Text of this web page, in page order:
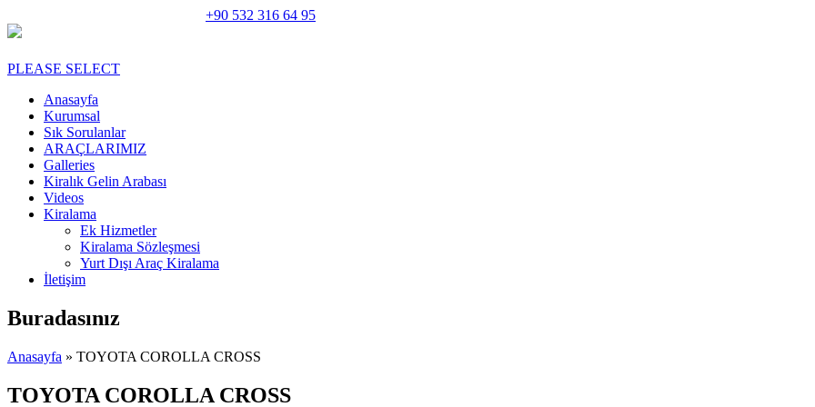
+90 532 316 64 95
PLEASE SELECT
Anasayfa
Kurumsal
Sık Sorulanlar
ARAÇLARIMIZ
Galleries
Kiralık Gelin Arabası
Videos
Kiralama
Ek Hizmetler
Kiralama Sözleşmesi
Yurt Dışı Araç Kiralama
İletişim
Buradasınız
Anasayfa » TOYOTA COROLLA CROSS
TOYOTA COROLLA CROSS